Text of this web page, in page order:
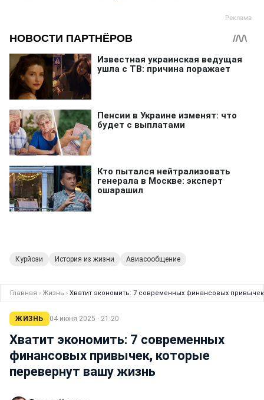
Курйози История из жизни Авиасообщение
Главная › Жизнь › Хватит экономить: 7 современных финансовых
ЖИЗНЬ 04 июня 2025 · 21:20
Хватит экономить: 7 современных
финансовых привычек, которые
перевернут вашу жизнь